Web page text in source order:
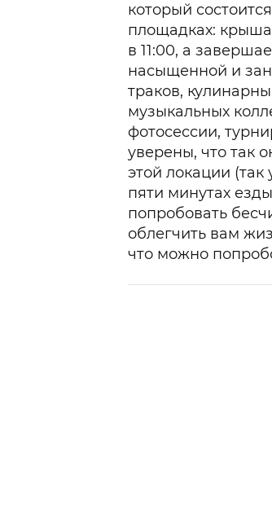
который
площадках:
в 11:00, а
насыщенной и
траков,
музыкальных
фотосессии,
уверены, что так
этой локации (так
пяти минутах
попробовать
облегчить вам
что можно